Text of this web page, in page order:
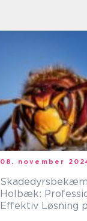
08. november
Holbæk:
Effektiv Løsning